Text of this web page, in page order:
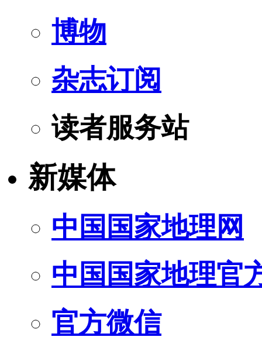
博物
杂志订阅
读者服务站
新媒体
中国国家地理网
中国国家地理官
官方微信